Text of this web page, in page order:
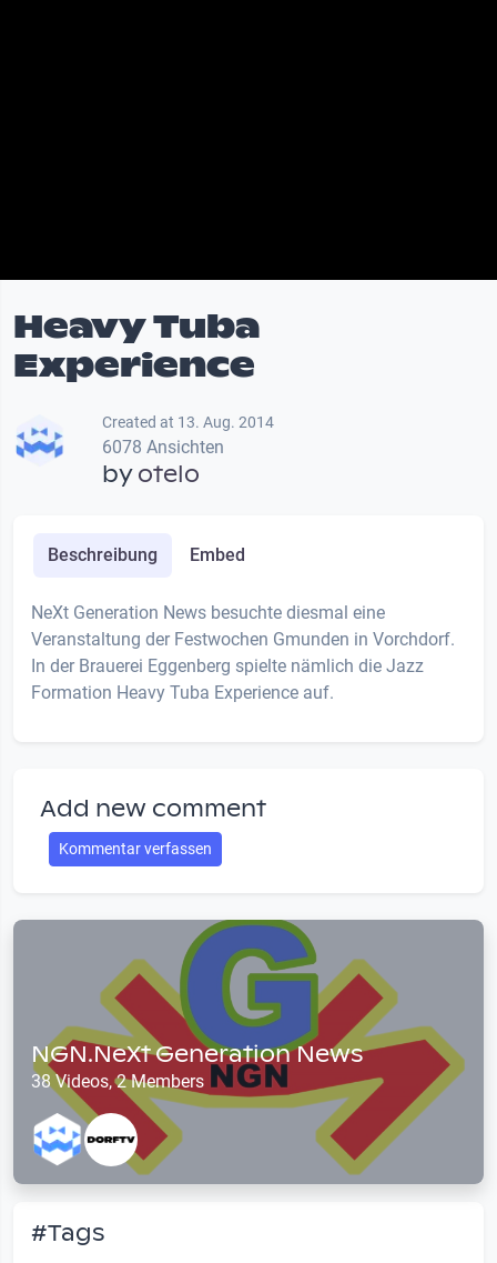
Heavy Tuba
Experience
Created at 13. Aug. 2014
6078 Ansichten
byotelo
Beschreibung Embed
NeXt Generation News besuchte diesmal eine
Veranstaltung der Festwochen Gmunden in Vorchdorf.
In der Brauerei Eggenberg spielte nämlich die Jazz
Formation Heavy Tuba Experience auf.
Add new comment
Kommentar verfassen
NGN.NeXt Generation News
38 Videos, 2 Members
#Tags